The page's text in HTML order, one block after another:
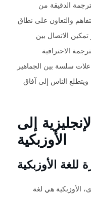
الدقيقة من
والتعاون على نطاق
الاتصال بين
الاحترافية
سلسة بين الجماهير
الناس إلى آفاق
إلى
الأوزبكية
الأوزبكية
الأوزبكية هي لغة